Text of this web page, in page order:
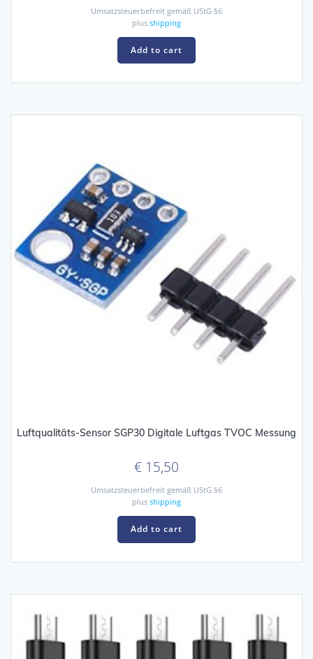
Umsatzsteuerbefreit gemäß UStG §6
plus shipping
Add to cart
Luftqualitäts-Sensor SGP30 Digitale Luftgas TVOC Messung
€ 15,50
Umsatzsteuerbefreit gemäß UStG §6
plus shipping
Add to cart